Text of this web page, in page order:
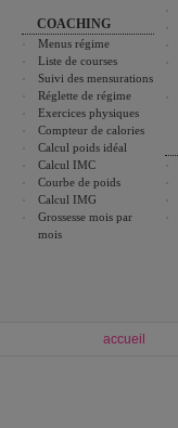
COACHING
Menus régime
Liste de courses
Suivi des mensurations
Réglette de régime
Exercices physiques
Compteur de calories
Calcul poids idéal
Calcul IMC
Courbe de poids
Calcul IMG
Grossesse mois par
mois
accueil